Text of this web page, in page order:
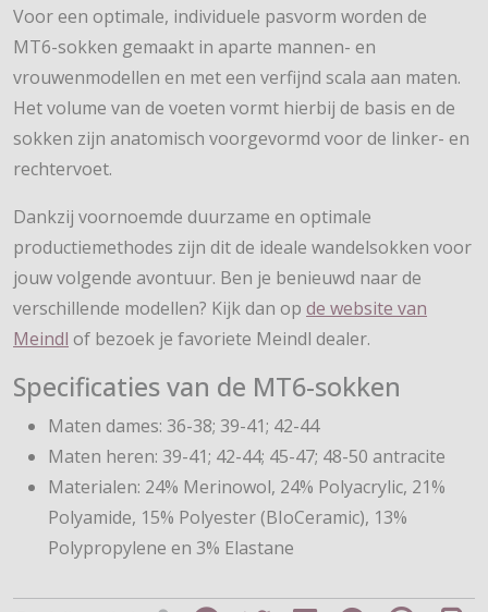
Voor een optimale, individuele pasvorm worden de
MT6-sokken gemaakt in aparte mannen- en
vrouwenmodellen en met een verfijnd scala aan maten.
Het volume van de voeten vormt hierbij de basis en de
sokken zijn anatomisch voorgevormd voor de linker- en
rechtervoet.
Dankzij voornoemde duurzame en optimale
productiemethodes zijn dit de ideale wandelsokken voor
jouw volgende avontuur. Ben je benieuwd naar de
verschillende modellen? Kijk dan op de website van
Meindl of bezoek je favoriete Meindl dealer.
Specificaties van de MT6-sokken
Maten dames: 36-38; 39-41; 42-44
Maten heren: 39-41; 42-44; 45-47; 48-50 antracite
Materialen: 24% Merinowol, 24% Polyacrylic, 21%
Polyamide, 15% Polyester (BIoCeramic), 13%
Polypropylene en 3% Elastane